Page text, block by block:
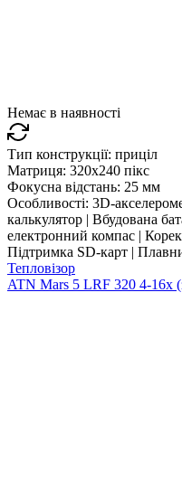
Немає в наявності
Тип конструкції: приціл
Матриця: 320x240 пікс
Фокусна відстань: 25 мм
Особливості: 3D-
калькулятор | Вбудована
електронний компас |
Підтримка SD-карт |
Тепловізор
ATN Mars 5 LRF 320 4-16x